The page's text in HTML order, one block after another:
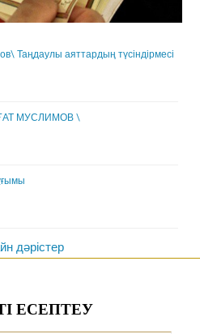
Таңдаулы аяттардың түсіндірмесі
МУСЛИМОВ \
дәрістер